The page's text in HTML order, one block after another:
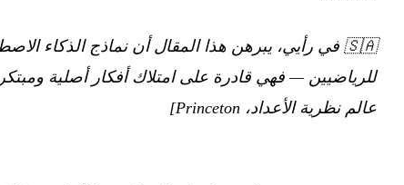
🇸🇦 في رأيي، يبرهن هذا المقال أن نماذج الذكاء
للرياضيين — فهي قادرة على امتلاك أفكار أصلية
عالم نظرية الأعداد، Princeton]